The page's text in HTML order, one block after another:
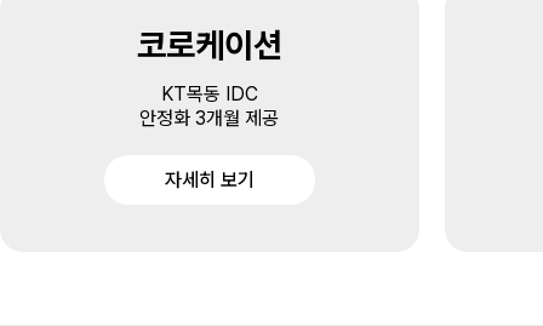
코로케이션
KT목동 IDC
안정화 3개월 제공
자세히 보기